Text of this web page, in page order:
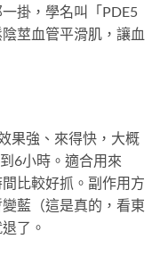
掛，學名叫「PDE5
莖血管平滑肌，讓血
果強、來得快，大概
6小時。適合用來
比較好抓。副作用方
藍（這是真的，看東
了。